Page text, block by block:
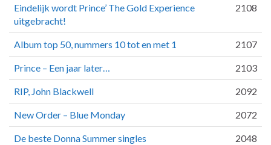
Eindelijk wordt Prince’ The Gold Experience
uitgebracht!
2108
Album top 50, nummers 10 tot en met 1 2107
Prince – Een jaar later… 2103
RIP, John Blackwell 2092
New Order – Blue Monday 2072
De beste Donna Summer singles 2048